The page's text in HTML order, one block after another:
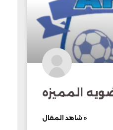
المميزه
شاهد المقال »